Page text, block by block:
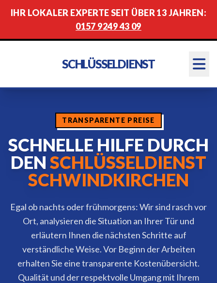
IHR LOKALER EXPERTE SEIT ÜBER 13 JAHREN:
0157 9249 43 09
SCHLÜSSELDIENST
TRANSPARENTE PREISE
SCHNELLE HILFE DURCH
DEN SCHLÜSSELDIENST
SCHWINDKIRCHEN
Egal ob nachts oder frühmorgens: Wir sind rasch vor
Ort, analysieren die Situation an Ihrer Tür und
erläutern Ihnen die nächsten Schritte auf
verständliche Weise. Vor Beginn der Arbeiten
erhalten Sie eine transparente Kostenübersicht.
Qualität und der respektvolle Umgang mit Ihrem